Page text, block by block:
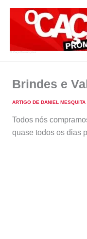
Brindes e
ARTIGO DE DANIEL MESQUITA
Todos nós
quase todos os dias